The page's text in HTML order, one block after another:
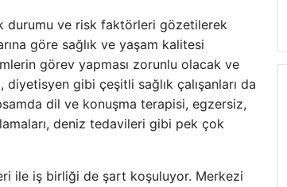
durumu ve risk faktörleri gözetilerek
göre sağlık ve yaşam kalitesi
görev yapması zorunlu olacak ve
gibi çeşitli sağlık çalışanları da
dil ve konuşma terapisi, egzersiz,
deniz tedavileri gibi pek çok
ile iş birliği de şart koşuluyor. Merkezi